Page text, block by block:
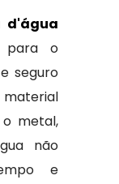
d'água
para o
seguro
metal,
não
e